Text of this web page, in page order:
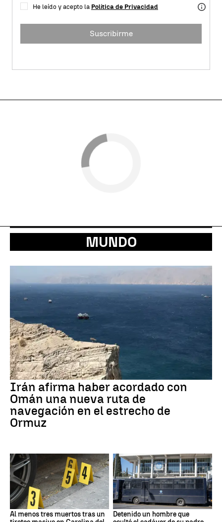
He leído y acepto la Política de Privacidad
Suscribirme
MUNDO
Irán afirma haber acordado con
Omán una nueva ruta de
navegación en el estrecho de
Ormuz
Al menos tres muertos tras un
Detenido un hombre que